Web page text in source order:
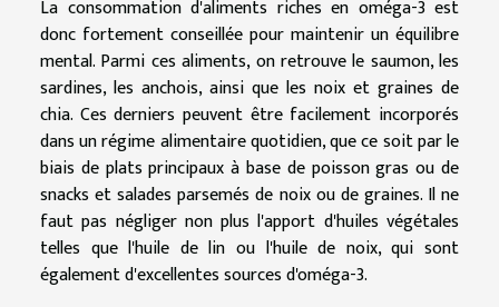
La consommation d'aliments riches en oméga-3 est
donc fortement conseillée pour maintenir un équilibre
mental. Parmi ces aliments, on retrouve le saumon, les
sardines, les anchois, ainsi que les noix et graines de
chia. Ces derniers peuvent être facilement incorporés
dans un régime alimentaire quotidien, que ce soit par le
biais de plats principaux à base de poisson gras ou de
snacks et salades parsemés de noix ou de graines. Il ne
faut pas négliger non plus l'apport d'huiles végétales
telles que l'huile de lin ou l'huile de noix, qui sont
également d'excellentes sources d'oméga-3.